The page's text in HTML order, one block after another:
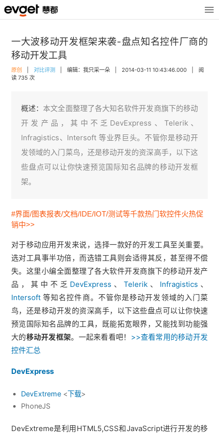
一大波移动开发框架来袭-盘点知名控件厂商的
移动开发工具
原创 对比评测 编辑：我只采一朵 2014-03-11 10:43:46.000
阅
读 735 次
概述： 本文全面整理了各大知名软件开发商旗下的移动
开发产品，其中不乏DevExpress、Telerik、
Infragistics、Intersoft 等业界巨头。不管你是移动开
发领域的入门菜鸟，还是移动开发的资深高手，以下这
些盘点可以让你快速预览国际知名品牌的移动开发框
架。
#界面/图表报表/文档/IDE/IOT/测试等千款热门软控件火热促
销中>>
对于移动应用开发来说，选择一款好的开发工具至关重要。
选对工具事半功倍，而选错工具则会适得其反，甚至得不偿
失。这里小编全面整理了各大软件开发商旗下的移动开发产
品，其中不乏 DevExpress 、 Telerik 、 Infragistics 、
Intersoft 等知名控件商。不管你是移动开发领域的入门菜
鸟，还是移动开发的资深高手，以下这些盘点可以让你快速
预览国际知名品牌的工具，既能拓宽眼界，又能找到功能强
大的移动开发框架。一起来看看吧！ >>查看常用的移动开发
控件汇总
DevExpress
DevExtreme <下载>
PhoneJS
DevExtreme是利用HTML5,CSS和JavaScript进行开发的移